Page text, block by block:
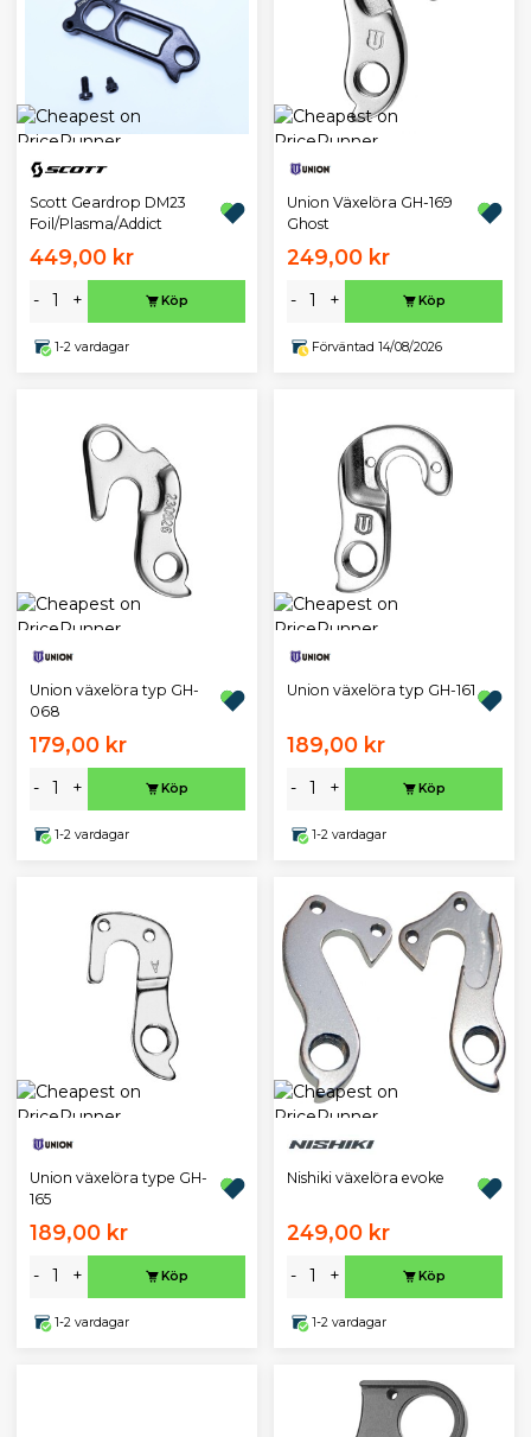
Scott Geardrop DM23
Foil/Plasma/Addict
449,00 kr
- + Köp
1-2 vardagar
Union Växelöra GH-169
Ghost
249,00 kr
- + Köp
Förväntad 14/08/2026
Union växelöra typ GH-
068
179,00 kr
- + Köp
1-2 vardagar
Union växelöra typ GH-161
189,00 kr
- + Köp
1-2 vardagar
Union växelöra type GH-
165
189,00 kr
- + Köp
1-2 vardagar
Nishiki växelöra evoke
249,00 kr
- + Köp
1-2 vardagar